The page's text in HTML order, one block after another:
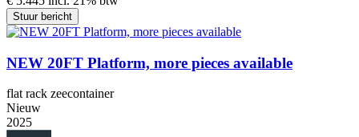
Stuur bericht
NEW 20FT Platform, more pieces available
flat rack zeecontainer
Nieuw
2025